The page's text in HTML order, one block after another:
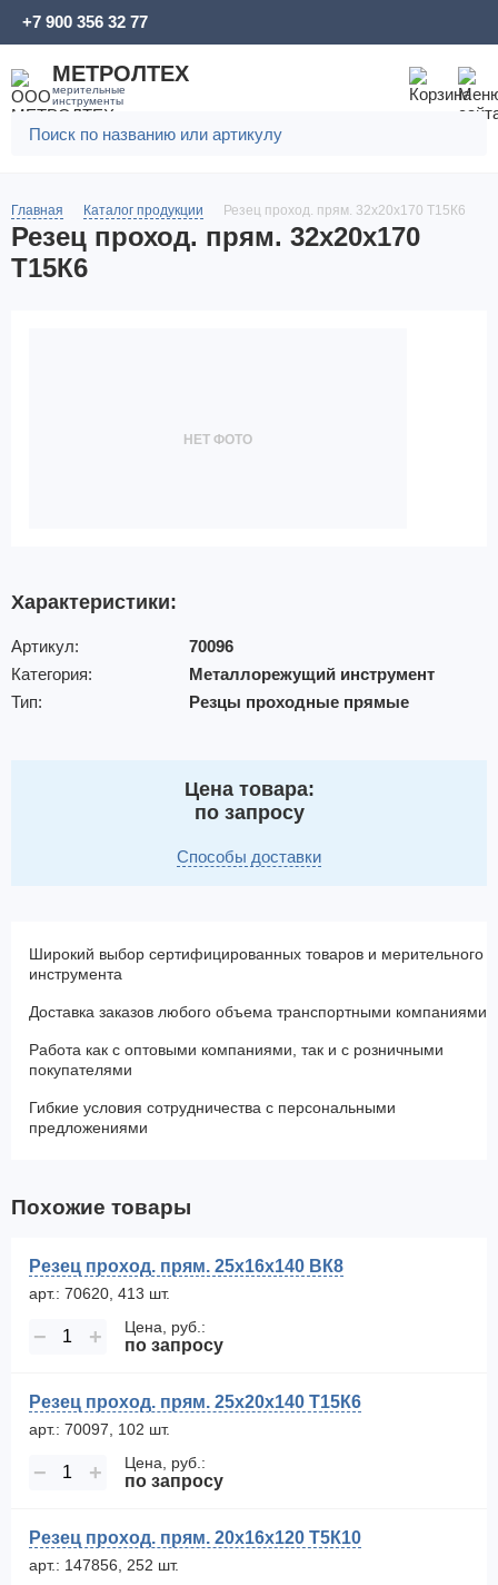
МЕТРОЛТЕХ
мерительные
инструменты
+7 900 356 32 77
Главная Каталог продукции Резец проход. прям. 32х20х170 Т15К6
Резец проход. прям. 32х20х170
Т15К6
НЕТ ФОТО
Характеристики:
Артикул:
70096
Категория:
Металлорежущий инструмент
Тип:
Резцы проходные прямые
Цена товара:
по запросу
Способы доставки
Широкий выбор сертифицированных товаров и мерительного
инструмента
Доставка заказов любого объема транспортными компаниями
Работа как с оптовыми компаниями, так и с розничными
покупателями
Гибкие условия сотрудничества с персональными
предложениями
Похожие товары
Резец проход. прям. 25х16х140 ВК8
арт.: 70620, 413 шт.
− + Цена, руб.:
по запросу
Резец проход. прям. 25х20х140 Т15К6
арт.: 70097, 102 шт.
− + Цена, руб.:
по запросу
Резец проход. прям. 20х16х120 Т5К10
арт.: 147856, 252 шт.